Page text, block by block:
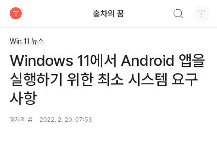
홍차의 꿈
Win 11 뉴스
Windows 11에서 Android 앱을
실행하기 위한 최소 시스템 요구
사항
홍차의 꿈 2022. 2. 20. 07:53